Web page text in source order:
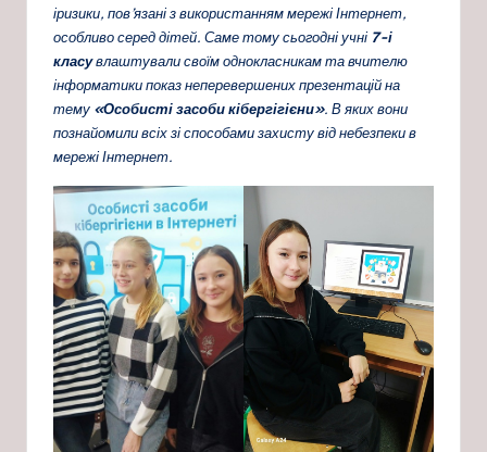
іризики, пов’язані з використанням мережі Інтернет,
особливо серед дітей. Саме тому сьогодні учні 7-і
класувлаштували своїм однокласникам та вчителю
інформатики показ неперевершених презентацій на
тему «Особисті засоби кібергігієни». В яких вони
познайомили всіх зі способами захисту від небезпеки в
мережі Інтернет.